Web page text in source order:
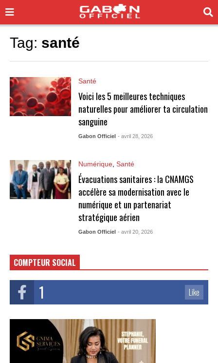
Tag: santé
Santé
Voici les 5 meilleures techniques
naturelles pour améliorer ta circulation
sanguine
Gabon Officiel - avril 28, 2026
Numérique, Santé
Évacuations sanitaires : la CNAMGS
accélère sa modernisation avec le
numérique et un partenariat
stratégique aérien
Gabon Officiel - avril 20, 2026
COMPTEUR SOCIAL
1 Like